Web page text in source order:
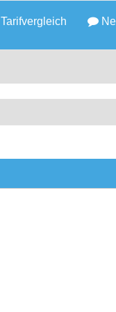
Tarifvergleich